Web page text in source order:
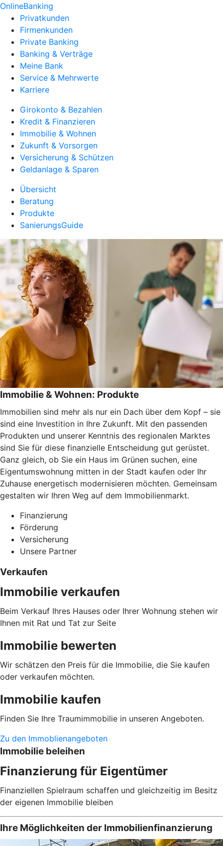
OnlineBanking
Privatkunden
Firmenkunden
Private Banking
Banking & Verträge
Meine Bank
Service & Mehrwerte
Karriere
Girokonto & Bezahlen
Kredit & Finanzieren
Immobilie & Wohnen
Zukunft & Vorsorgen
Versicherung & Schützen
Geldanlage & Sparen
Übersicht
Beratung
Produkte
SanierungsGuide
Immobilie & Wohnen: Produkte
Immobilien sind mehr als nur ein Dach über dem Kopf – sie
sind eine Investition in Ihre Zukunft. Mit den passenden
Produkten und unserer Kenntnis des regionalen Marktes
sind Sie für diese finanzielle Entscheidung gut gerüstet.
Ganz gleich, ob Sie ein Haus im Grünen suchen, eine
Eigentumswohnung mitten in der Stadt kaufen oder Ihr
Zuhause energetisch modernisieren möchten. Gemeinsam
gestalten wir Ihren Weg auf dem Immobilienmarkt.
Finanzierung
Förderung
Versicherung
Unsere Partner
Verkaufen
Immobilie verkaufen
Beim Verkauf Ihres Hauses oder Ihrer Wohnung stehen wir
Ihnen mit Rat und Tat zur Seite
Immobilie bewerten
Wir schätzen den Preis für die Immobilie, die Sie kaufen
oder verkaufen möchten.
Immobilie kaufen
Finden Sie Ihre Traumimmobilie in unseren Angeboten.
Zu den Immoblienangeboten
Immobilie beleihen
Finanzierung für Eigentümer
Finanziellen Spielraum schaffen und gleichzeitig im Besitz
der eigenen Immobilie bleiben
Ihre Möglichkeiten der Immobilienfinanzierung